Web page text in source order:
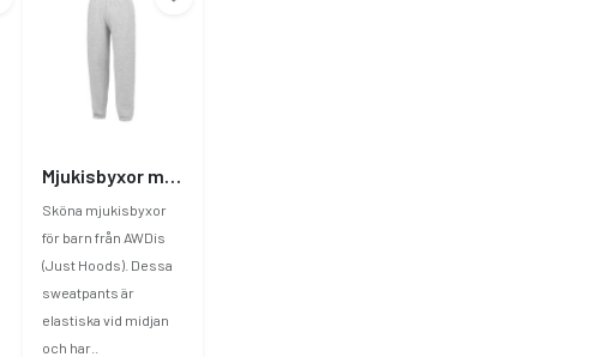
Sköna mjukisbyxor
för barn från AWDis
(Just Hoods). Dessa
sweatpants är
elastiska vid midjan
och har..